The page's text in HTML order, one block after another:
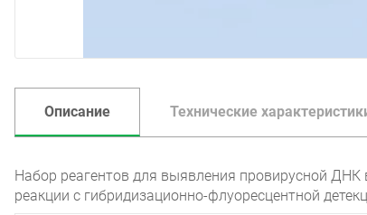
Описание Технические
Набор реагентов для выявления провирусной
реакции с гибридизационно-флуоресцентной